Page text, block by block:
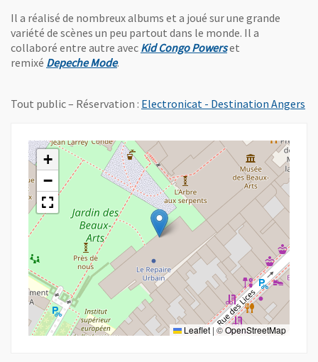
Il a réalisé de nombreux albums et a joué sur une grande
variété de scènes un peu partout dans le monde. Il a
collaboré entre autre avec Kid Congo Powers, Ouvre une
et
remixé Depeche Mode, Ouvre une nouvelle fenêtre
.
Tout public – Réservation : Electronicat - Destination Angers
+
−
Leaflet | ©OpenStreetMap